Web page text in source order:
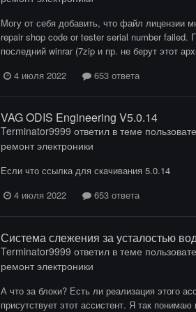
Могу от себя добавить, что файл лицензии
repair shop code or tester serial number
последний winrar (7zip и пр. не берут этот
4 июля 2022
653 ответа
VAG ODIS Engineering V5.0.14
Terminator9999 ответил в теме
ремонт электроники
Если что ссылка для скачивания 5.0.14
4 июля 2022
653 ответа
Система слежения за усталостью
Terminator9999 ответил в теме
ремонт электроники
А что за блоки? Есть ли реализация этого
присутствует этот ассистент. Я так